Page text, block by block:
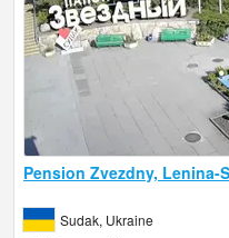
Pension Zvezdny, Lenina-
Sudak, Ukraine